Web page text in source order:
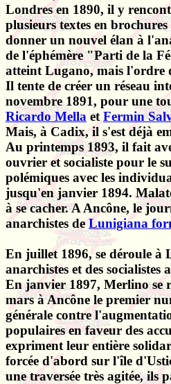
Londres en 1890, il y
plusieurs textes en brochures
donner un nouvel élan à
de l'éphémère "Parti de la
atteint Lugano, mais l'ordre
Il tente de créer un réseau
novembre 1891, pour une
Ricardo Mella etFermin
Mais, à Cadix, il s'est déjà
Au printemps 1893, il fait
ouvrier et socialiste pour le
polémiques avec les
jusqu'en janvier 1894.
à se cacher. A Ancône, le
anarchistes deLunigiana
En juillet 1896, se déroule à
anarchistes et des
En janvier 1897, Merlino se
mars à Ancône le premier
générale contre
populaires en faveur des
expriment leur entière
forcée d'abord sur l'île
une traversée très agitée,